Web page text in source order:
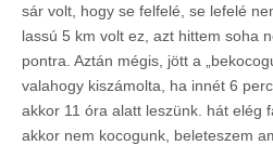
sár volt, hogy se felfelé, se lefelé
lassú 5 km volt ez, azt hittem soha
pontra. Aztán mégis, jött a
valahogy kiszámolta, ha innét 6
akkor 11 óra alatt leszünk. hát elég
akkor nem kocogunk, beleteszem